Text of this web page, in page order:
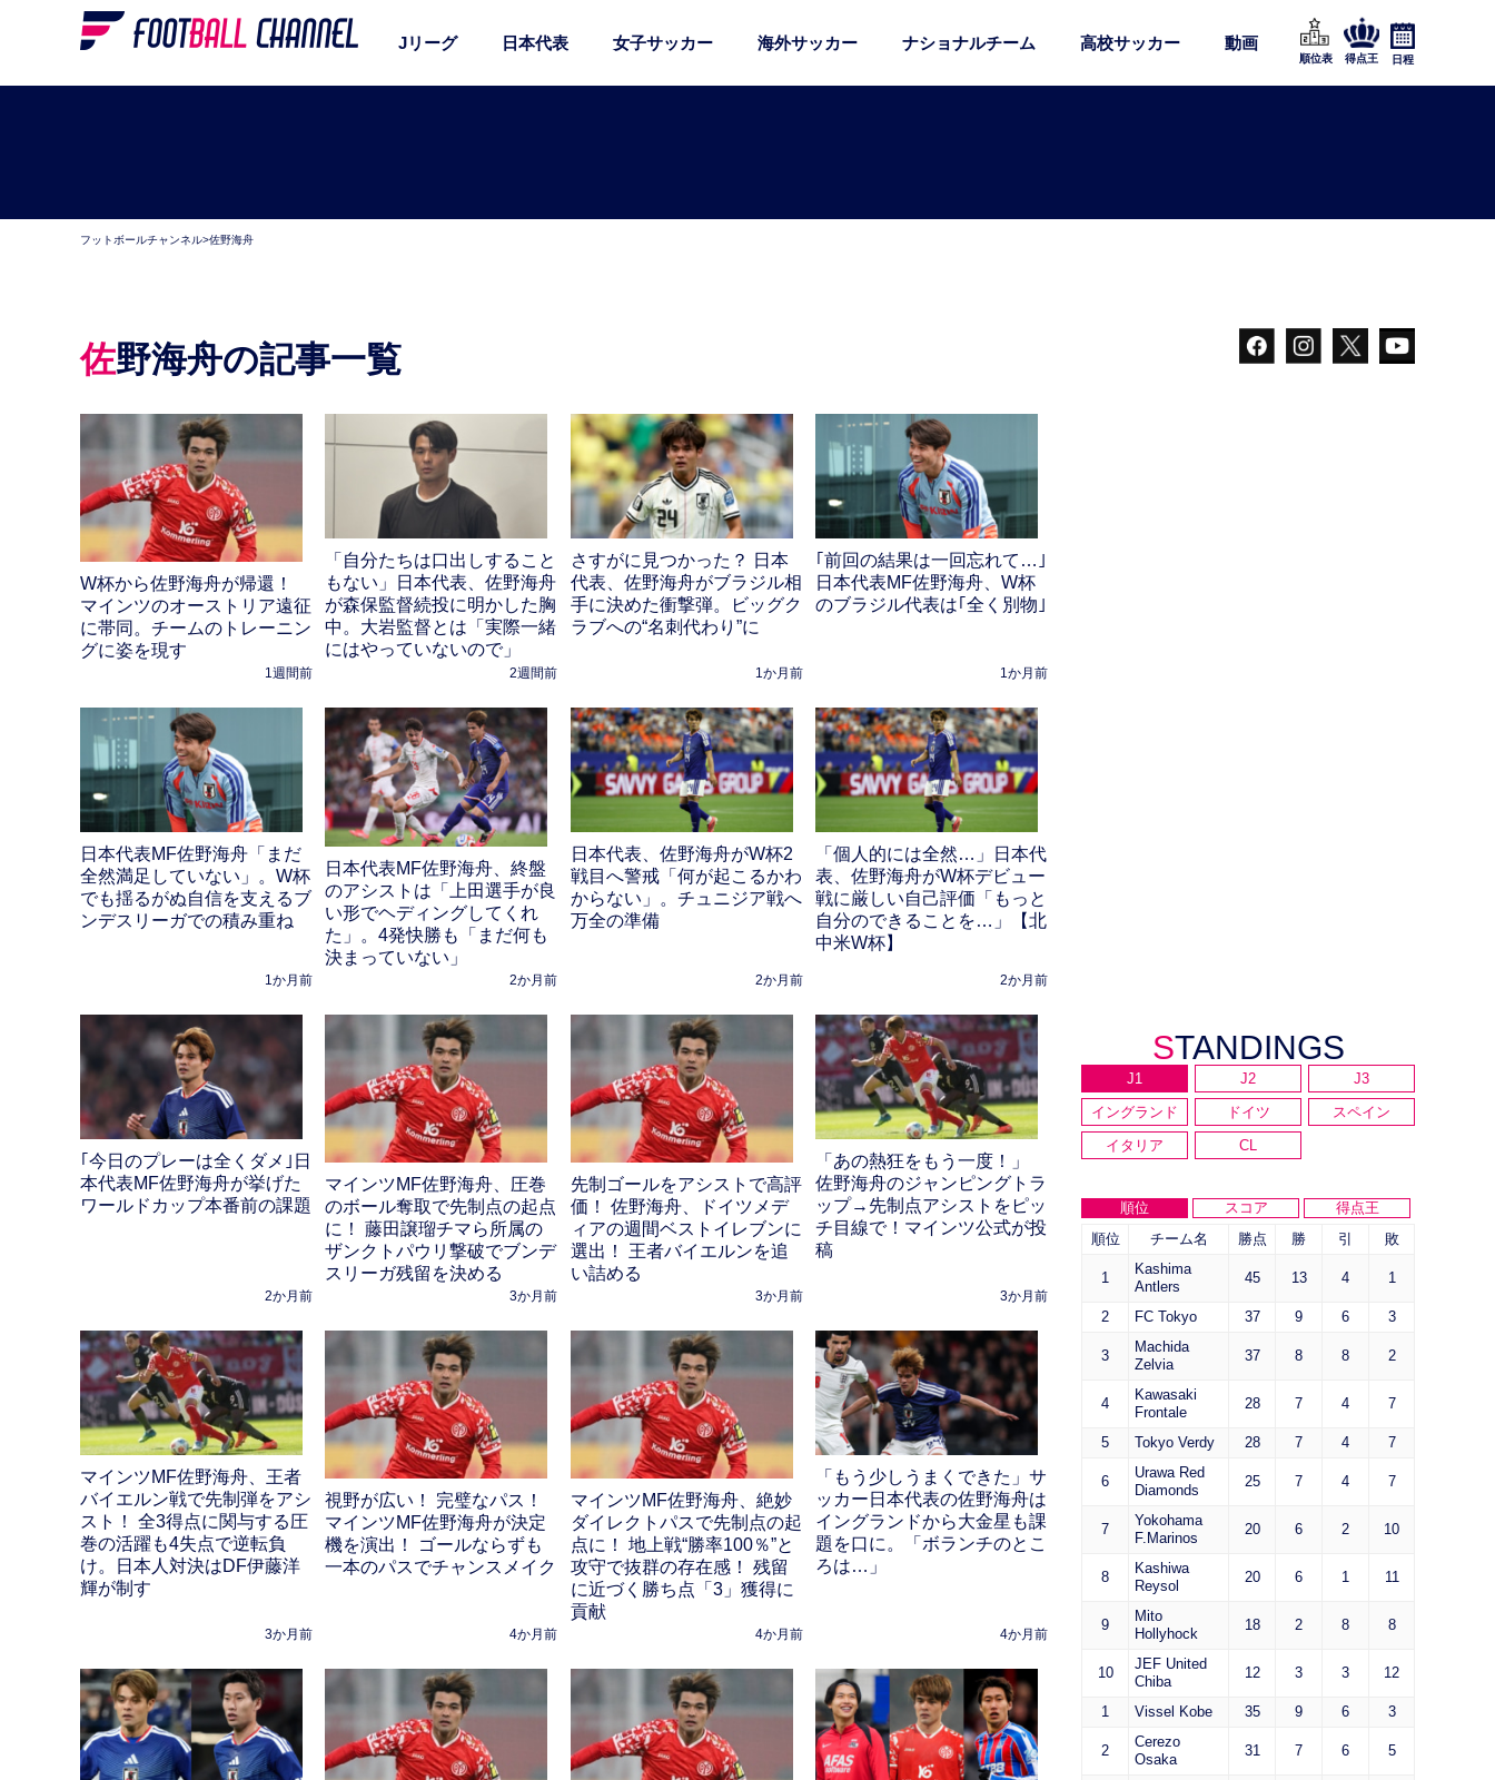
Jリーグ 日本代表 女子サッカー 海外サッカー ナショナルチーム 高校サッカー 動画
順位表 得点王 日程
フットボールチャンネル>佐野海舟
佐野海舟の記事一覧
W杯から佐野海舟が帰還！
マインツのオーストリア遠征
に帯同。チームのトレーニン
グに姿を現す
1週間前
「自分たちは口出しすること
もない」日本代表、佐野海舟
が森保監督続投に明かした胸
中。大岩監督とは「実際一緒
にはやっていないので」
2週間前
さすがに見つかった？ 日本
代表、佐野海舟がブラジル相
手に決めた衝撃弾。ビッグク
ラブへの“名刺代わり”に
1か月前
｢前回の結果は一回忘れて…｣
日本代表MF佐野海舟、W杯
のブラジル代表は｢全く別物｣
1か月前
日本代表MF佐野海舟「まだ
全然満足していない」。W杯
でも揺るがぬ自信を支えるブ
ンデスリーガでの積み重ね
1か月前
日本代表MF佐野海舟、終盤
のアシストは「上田選手が良
い形でヘディングしてくれ
た」。4発快勝も「まだ何も
決まっていない」
2か月前
日本代表、佐野海舟がW杯2
戦目へ警戒「何が起こるかわ
からない」。チュニジア戦へ
万全の準備
2か月前
「個人的には全然…」日本代
表、佐野海舟がW杯デビュー
戦に厳しい自己評価「もっと
自分のできることを…」【北
中米W杯】
2か月前
｢今日のプレーは全くダメ｣日
本代表MF佐野海舟が挙げた
ワールドカップ本番前の課題
2か月前
マインツMF佐野海舟、圧巻
のボール奪取で先制点の起点
に！ 藤田譲瑠チマら所属の
ザンクトパウリ撃破でブンデ
スリーガ残留を決める
3か月前
先制ゴールをアシストで高評
価！ 佐野海舟、ドイツメデ
ィアの週間ベストイレブンに
選出！ 王者バイエルンを追
い詰める
3か月前
「あの熱狂をもう一度！」
佐野海舟のジャンピングトラ
ップ→先制点アシストをピッ
チ目線で！マインツ公式が投
稿
3か月前
マインツMF佐野海舟、王者
バイエルン戦で先制弾をアシ
スト！ 全3得点に関与する圧
巻の活躍も4失点で逆転負
け。日本人対決はDF伊藤洋
輝が制す
3か月前
視野が広い！ 完璧なパス！
マインツMF佐野海舟が決定
機を演出！ ゴールならずも
一本のパスでチャンスメイク
4か月前
マインツMF佐野海舟、絶妙
ダイレクトパスで先制点の起
点に！ 地上戦“勝率100％”と
攻守で抜群の存在感！ 残留
に近づく勝ち点「3」獲得に
貢献
4か月前
「もう少しうまくできた」サ
ッカー日本代表の佐野海舟は
イングランドから大金星も課
題を口に。「ボランチのとこ
ろは…」
4か月前
STANDINGS
J1 J2
J3
イングランド
ドイツ
スペイン
イタリア
CL
順位 スコア
得点王
順位
チーム名 勝点 勝 引 敗
1
Kashima
Antlers
45 13 4 1
2 FC Tokyo 37 9 6 3
3
Machida
Zelvia
37 8 8 2
4
Kawasaki
Frontale
28 7 4 7
5 Tokyo Verdy 28 7 4 7
6
Urawa Red
Diamonds
25 7 4 7
7
Yokohama
F.Marinos
20 6 2 10
8
Kashiwa
Reysol
20 6 1 11
9
Mito
Hollyhock
18 2 8 8
10
JEF United
Chiba
12 3 3 12
1 Vissel Kobe 35 9 6 3
2
Cerezo
Osaka
31 7 6 5